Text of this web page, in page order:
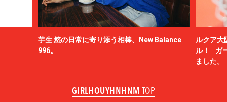
芋生 悠の日常に寄り添う相棒、New Balance
996。
ルクア大
ル！ ガ
ました。
GIRLHOUYHNHNM TOP